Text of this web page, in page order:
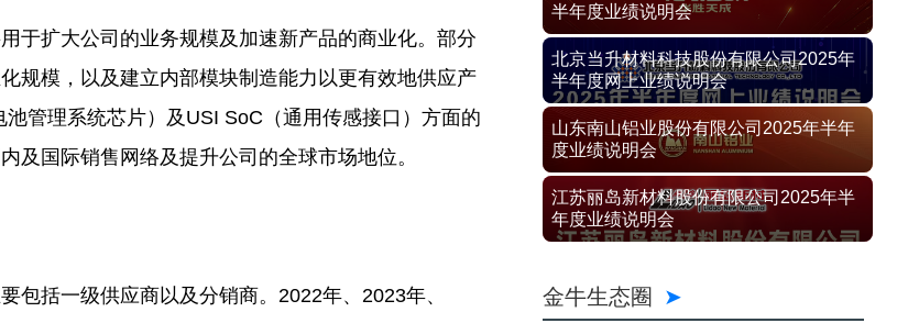
扩大公司的业务规模及加速新产品的商业化。部分
规模，以及建立内部模块制造能力以更有效地供应产
管理系统芯片）及USI SoC（通用传感接口）方面的
及国际销售网络及提升公司的全球市场地位。
括一级供应商以及分销商。2022年、2023年、
半年度业绩说明会
北京当升材料科技股份有限公司2025年
半年度网上业绩说明会
山东南山铝业股份有限公司2025年半年
度业绩说明会
江苏丽岛新材料股份有限公司2025年半
年度业绩说明会
金牛生态圈